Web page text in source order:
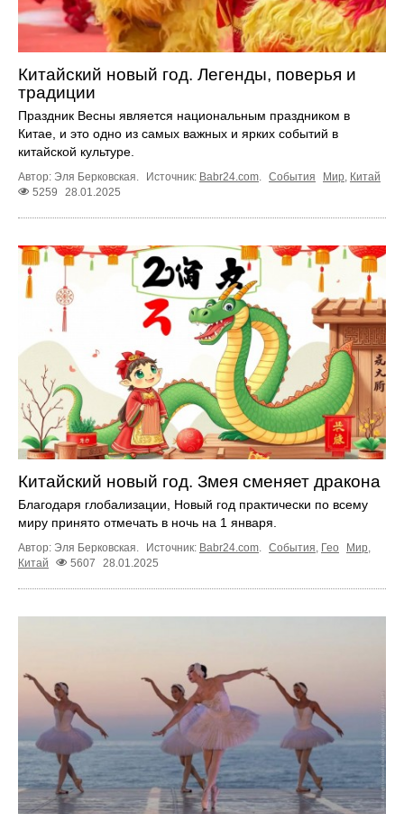
Китайский новый год. Легенды, поверья и
традиции
Праздник Весны является национальным праздником в
Китае, и это одно из самых важных и ярких событий в
китайской культуре.
Автор: Эля Берковская. Источник: Babr24.com. События Мир, Китай
5259
28.01.2025
Китайский новый год. Змея сменяет дракона
Благодаря глобализации, Новый год практически по всему
миру принято отмечать в ночь на 1 января.
Автор: Эля Берковская. Источник: Babr24.com. События, Гео Мир,
Китай
5607 28.01.2025